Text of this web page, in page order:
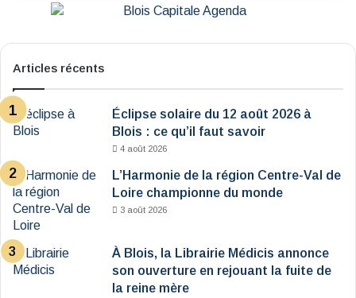
Articles récents
Éclipse solaire du 12 août 2026 à
Blois : ce qu’il faut savoir
4 août 2026
L’Harmonie de la région Centre-Val de
Loire championne du monde
3 août 2026
À Blois, la Librairie Médicis annonce
son ouverture en rejouant la fuite de
la reine mère